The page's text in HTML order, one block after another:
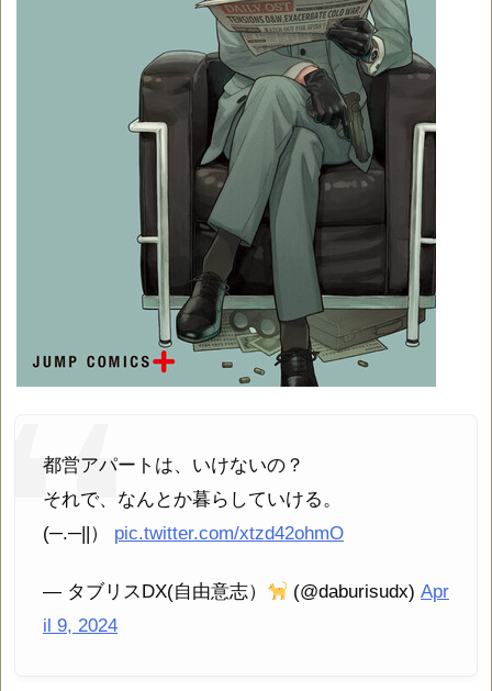
都営アパートは、いけないの？
それで、なんとか暮らしていける。
(⁠─⁠.⁠─⁠|⁠|⁠） pic.twitter.com/xtzd42ohmO
— タブリスDX(自由意志） (@daburisudx) Apr
il 9, 2024